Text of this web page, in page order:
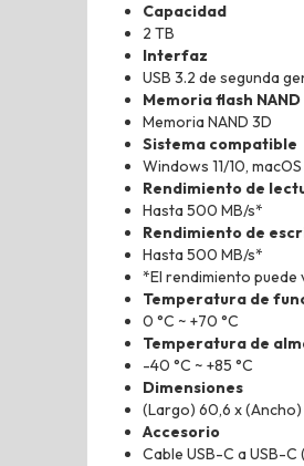
Capacidad
2 TB
Interfaz
USB 3.2 de segunda
Memoria flash NAND
Memoria NAND 3D
Sistema compatible
Windows 11/10,
Rendimiento de
Hasta 500 MB/s*
Rendimiento de
Hasta 500 MB/s*
*El rendimiento puede
Temperatura de
0 °C ~ +70 °C
Temperatura de
-40 °C ~ +85 °C
Dimensiones
(Largo) 60,6 x
Accesorio
Cable USB-C a USB-